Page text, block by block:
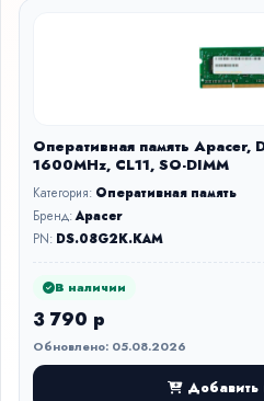
Оперативная память Apacer,
1600MHz, CL11, SO-DIMM
Категория: Оперативная память
Бренд:Apacer
PN: DS.08G2K.KAM
В наличии
3 790 р
Обновлено: 05.08.2026
Добавить